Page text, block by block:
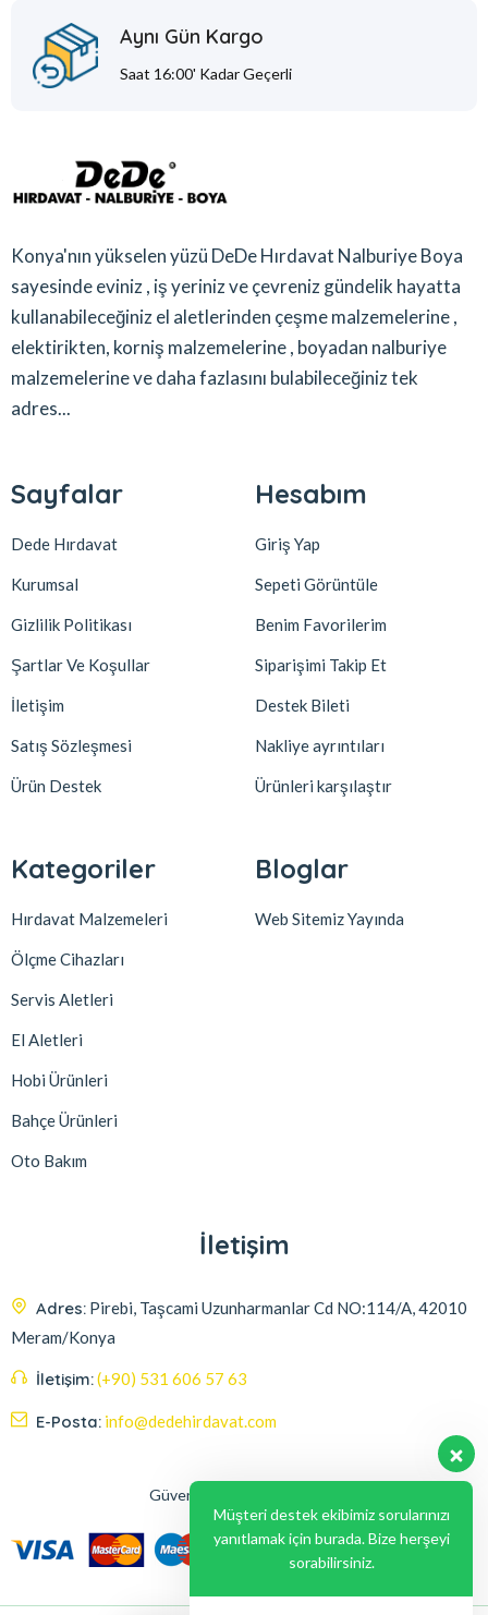
Aynı Gün Kargo
Saat 16:00' Kadar Geçerli
Konya'nın yükselen yüzü DeDe Hırdavat Nalburiye Boya
sayesinde eviniz , iş yeriniz ve çevreniz gündelik hayatta
kullanabileceğiniz el aletlerinden çeşme malzemelerine ,
elektirikten, korniş malzemelerine , boyadan nalburiye
malzemelerine ve daha fazlasını bulabileceğiniz tek
adres...
Sayfalar
Dede Hırdavat
Kurumsal
Gizlilik Politikası
Şartlar Ve Koşullar
İletişim
Satış Sözleşmesi
Ürün Destek
Hesabım
Giriş Yap
Sepeti Görüntüle
Benim Favorilerim
Siparişimi Takip Et
Destek Bileti
Nakliye ayrıntıları
Ürünleri karşılaştır
Kategoriler
Hırdavat Malzemeleri
Ölçme Cihazları
Servis Aletleri
El Aletleri
Hobi Ürünleri
Bahçe Ürünleri
Oto Bakım
Bloglar
Web Sitemiz Yayında
İletişim
Adres: Pirebi, Taşcami Uzunharmanlar Cd NO:114/A, 42010
Meram/Konya
İletişim:(+90) 531 606 57 63
E-Posta: info@dedehirdavat.com
Güvenli Ödeme Seçenekleri
Müşteri destek ekibimiz sorularınızı
yanıtlamak için burada. Bize herşeyi
sorabilirsiniz.